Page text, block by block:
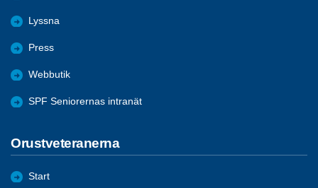
Lyssna
Press
Webbutik
SPF Seniorernas intranät
Orustveteranerna
Start